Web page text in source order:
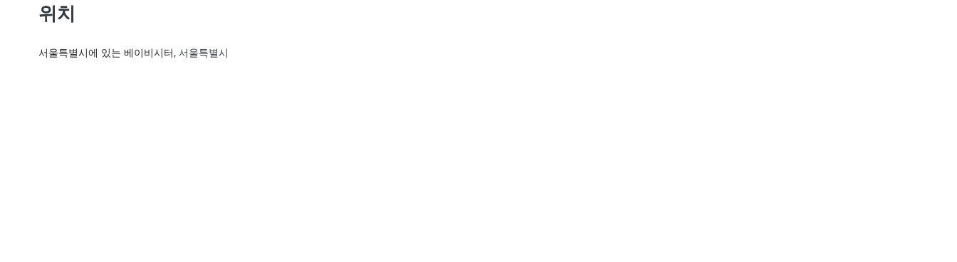
위치
서울특별시에 있는 베이비시터, 서울특별시